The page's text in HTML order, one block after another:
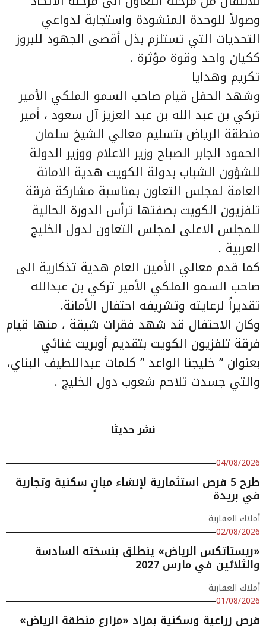
وصولاً للوحدة المنشودة واستجابة لدواعي
التحديات التي تستلزم بذل أقصى الجهود للبروز
ككيان واحد وقوة مؤثرة .
تكريم وهدايا
وشهد الحفل قيام صاحب السمو الملكي الأمير
تركي بن عبد الله بن عبد العزيز آل سعود ، أمير
منطقة الرياض بتسليم معالي الشيخ سلمان
الحمود الجابر الصباح وزير الاعلام ووزير الدولة
للشؤون الشباب بدولة الكويت هدية الامانة
العامة لمجلس التعاون بمناسبة مشاركة فرقة
تلفزيون الكويت بصفتها ترأس الدورة الحالية
للمجلس الاعلى لمجلس التعاون لدول الخليج
العربية .
كما قدم معالي الأمين العام هدية تذكارية الى
صاحب السمو الملكي الأمير تركي بن عبدالله
تقديراً لرعايته وتشريفه احتفال الأمانة.
وكان الاحتفال قد شهد فقرات شيقة ، منها قيام
فرقة تلفزيون الكويت بتقديم أوبريت غنائي
بعنوان ” خليجنا الواعد ” كلمات عبداللطيف البناي،
والتي جسدت تلاحم شعوب دول الخليج .
نشر حديثا
04/08/2026
طرح 5 فرص استثمارية لإنشاء مبانٍ سكنية وتجارية
في بريدة
أملاك العقارية
02/08/2026
«ريستاتكس الرياض» ينطلق بنسخته السادسة
والثلاثين في مارس 2027
أملاك العقارية
01/08/2026
فرص زراعية وسكنية بمزاد «مزارع منطقة الرياض»